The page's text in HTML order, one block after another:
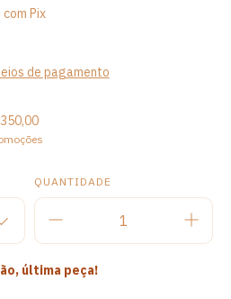
Pix
de pagamento
QUANTIDADE
última peça!